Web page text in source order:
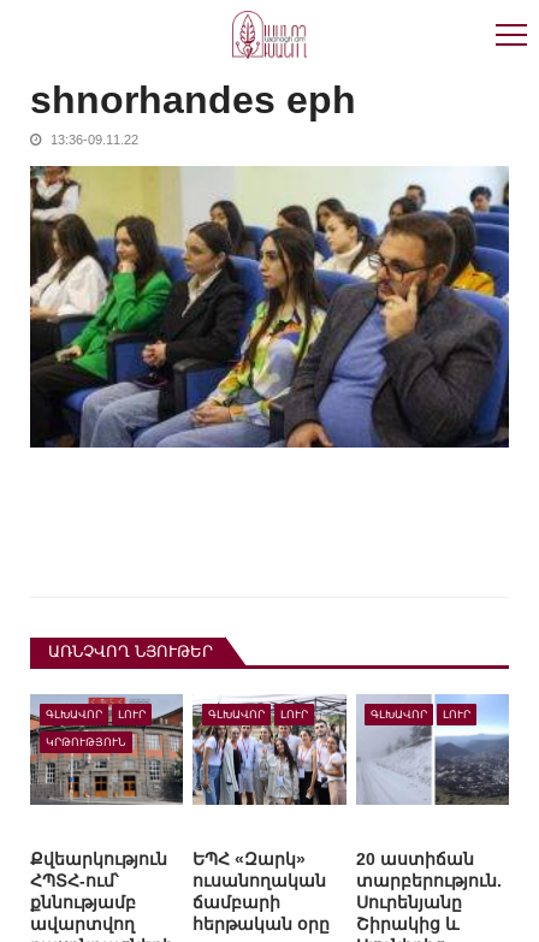
shnorhandes eph
13:36-09.11.22
ԱՌՆՉՎՈՂ ՆՅՈՒԹԵՐ
ԳԼԽԱՎՈՐ ԼՈՒՐ
ԿՐԹՈՒԹՅՈՒՆ
Քվեարկություն
ՀՊՏՀ-ում՝
քննությամբ
ավարտվող
ԳԼԽԱՎՈՐ ԼՈՒՐ
ԵՊՀ «Զարկ»
ուսանողական
ճամբարի
հերթական օրը
ԳԼԽԱՎՈՐ ԼՈՒՐ
20 աստիճան
տարբերություն.
Սուրենյանը
Շիրակից և